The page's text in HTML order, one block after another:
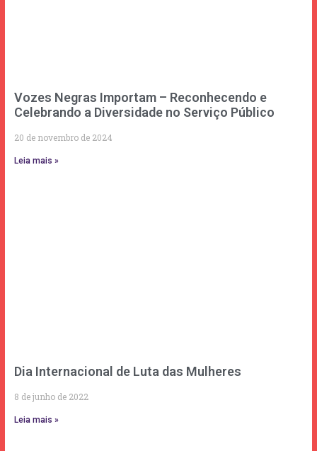
Vozes Negras Importam – Reconhecendo e
Celebrando a Diversidade no Serviço Público
20 de novembro de 2024
Leia mais »
Dia Internacional de Luta das Mulheres
8 de junho de 2022
Leia mais »